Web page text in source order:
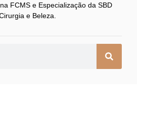
FCMS e Especialização da SBD
e Beleza.